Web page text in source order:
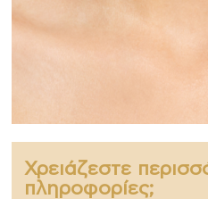
Χρειάζεστε
πληροφορίες;